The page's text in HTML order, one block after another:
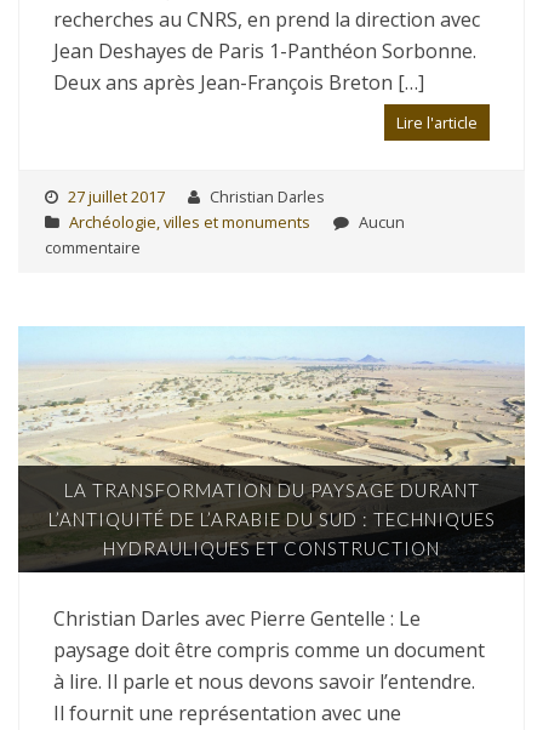
recherches au CNRS, en prend la direction avec
Jean Deshayes de Paris 1-Panthéon Sorbonne.
Deux ans après Jean-François Breton […]
Lire l'article
27 juillet 2017
Christian Darles
Archéologie, villes et monuments
Aucun
commentaire
LA TRANSFORMATION DU PAYSAGE DURANT
L’ANTIQUITÉ DE L’ARABIE DU SUD : TECHNIQUES
HYDRAULIQUES ET CONSTRUCTION
Christian Darles avec Pierre Gentelle : Le
paysage doit être compris comme un document
à lire. Il parle et nous devons savoir l’entendre.
Il fournit une représentation avec une